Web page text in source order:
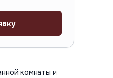
комнаты и